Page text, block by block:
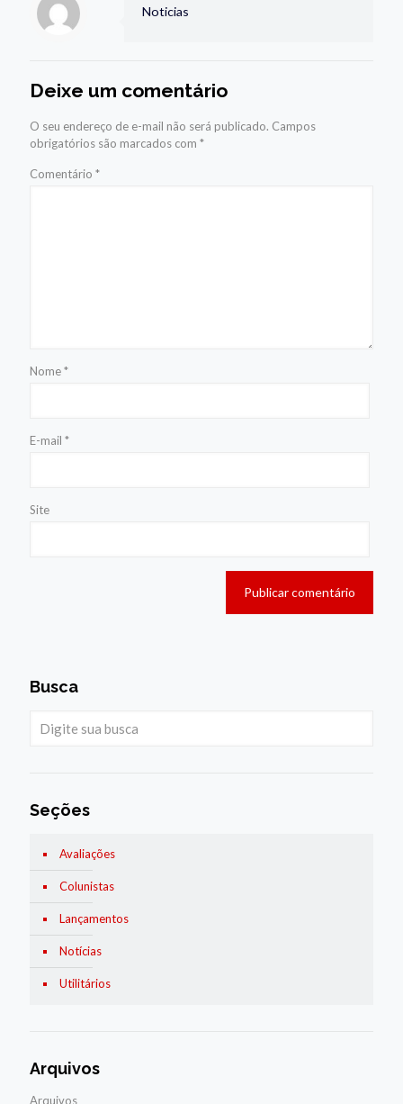
Noticias
Deixe um comentário
O seu endereço de e-mail não será publicado. Campos
obrigatórios são marcados com *
Comentário *
Nome*
E-mail *
Site
Busca
Seções
Avaliações
Colunistas
Lançamentos
Notícias
Utilitários
Arquivos
Arquivos